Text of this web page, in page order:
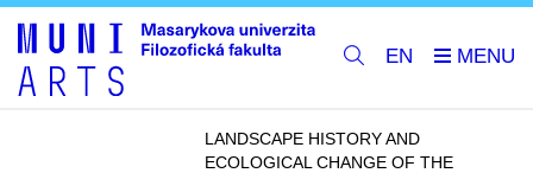
EN
LANDSCAPE HISTORY AND
ECOLOGICAL CHANGE OF THE